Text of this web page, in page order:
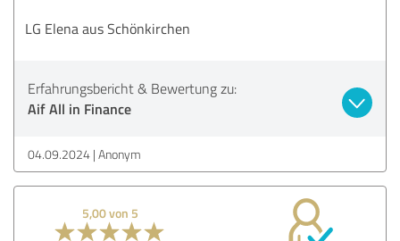
LG Elena aus Schönkirchen
Erfahrungsbericht & Bewertung zu:
Aif All in Finance
04.09.2024 Anonym
5,00 von 5